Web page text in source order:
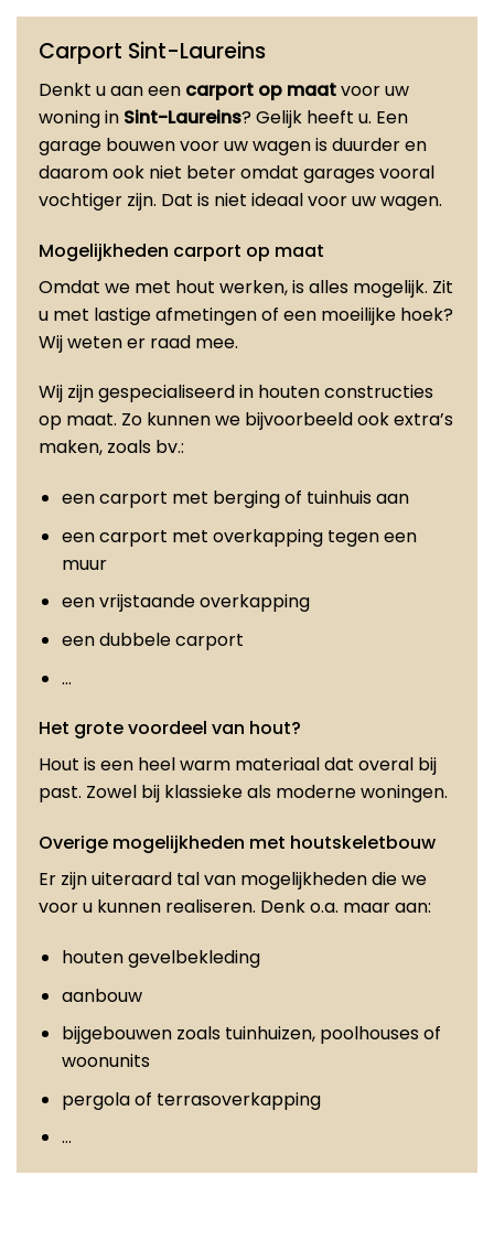
Carport Sint-Laureins
Denkt u aan een carport op maatvoor uw
woning in Sint-Laureins? Gelijk heeft u. Een
garage bouwen voor uw wagen is duurder en
daarom ook niet beter omdat garages vooral
vochtiger zijn. Dat is niet ideaal voor uw wagen.
Mogelijkheden carport op maat
Omdat we met hout werken, is alles mogelijk. Zit
u met lastige afmetingen of een moeilijke hoek?
Wij weten er raad mee.
Wij zijn gespecialiseerd in houten constructies
op maat. Zo kunnen we bijvoorbeeld ook extra’s
maken, zoals bv.:
een carport met berging of tuinhuis aan
een carport met overkapping tegen een
muur
een vrijstaande overkapping
een dubbele carport
…
Het grote voordeel van hout?
Hout is een heel warm materiaal dat overal bij
past. Zowel bij klassieke als moderne woningen.
Overige mogelijkheden met houtskeletbouw
Er zijn uiteraard tal van mogelijkheden die we
voor u kunnen realiseren. Denk o.a. maar aan:
houten gevelbekleding
aanbouw
bijgebouwen zoals tuinhuizen, poolhouses of
woonunits
pergola of terrasoverkapping
…